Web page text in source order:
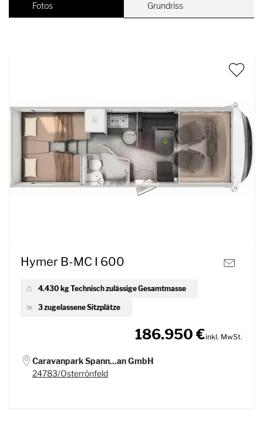
Fotos Grundriss
Hymer B-MC I 600
4.430 kg Technisch zulässige Gesamtmasse
3 zugelassene Sitzplätze
inkl. MwSt.
186.950 €
Caravanpark Spann...an GmbH
24783/Osterrönfeld